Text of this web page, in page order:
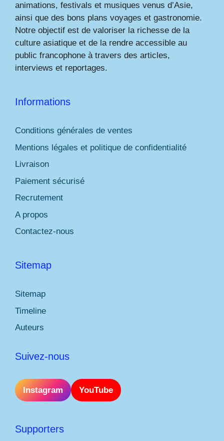
animations, festivals et musiques venus d’Asie,
ainsi que des bons plans voyages et gastronomie.
Notre objectif est de valoriser la richesse de la
culture asiatique et de la rendre accessible au
public francophone à travers des articles,
interviews et reportages.
Informations
Conditions générales de ventes
Mentions légales et politique de confidentialité
Livraison
Paiement sécurisé
Recrutement
A propos
Contactez-nous
Sitemap
Sitemap
Timeline
Auteurs
Suivez-nous
Instagram YouTube
Supporters